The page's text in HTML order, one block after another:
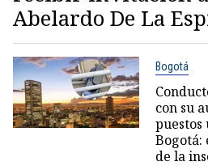
Abelardo De La
Bogotá
con su
puestos
Bogotá:
de la